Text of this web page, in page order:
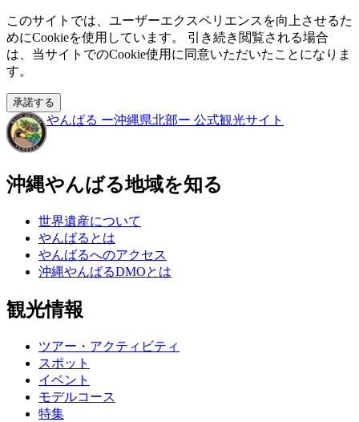
このサイトでは、ユーザーエクスペリエンスを向上させるた
めにCookieを使用しています。 引き続き閲覧される場合
は、当サイトでのCookie使用に同意いただいたことになりま
す。
承諾する
やんばる ー沖縄県北部ー 公式観光サイト
沖縄やんばる地域を知る
世界遺産について
やんばるとは
やんばるへのアクセス
沖縄やんばるDMOとは
観光情報
ツアー・アクティビティ
スポット
イベント
モデルコース
特集